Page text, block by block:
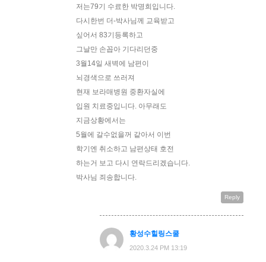
저는79기 수료한 박명희입니다.
다시한번 더-박사님께 교육받고
싶어서 83기등록하고
그날만 손꼽아 기다리던중
3월14일 새벽에 남편이
뇌경색으로 쓰러져
현재 보라매병원 중환자실에
입원 치료중입니다. 아무래도
지금상황에서는
5월에 갈수없을꺼 같아서 이번
학기엔 취소하고 남편상태 호전
하는거 보고 다시 연락드리겠습니다.
박사님 죄송합니다.
Reply
황성수힐링스쿨
2020.3.24 PM 13:19